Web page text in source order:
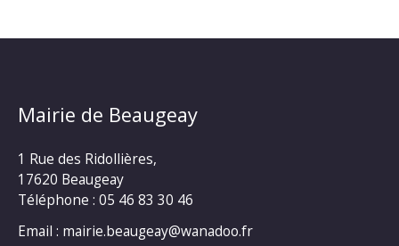
Mairie de Beaugeay
1 Rue des Ridollières,
17620 Beaugeay
Téléphone : 05 46 83 30 46
Email : mairie.beaugeay@wanadoo.fr